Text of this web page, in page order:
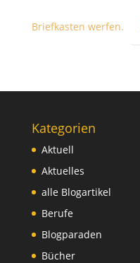
Briefkasten werfen.
Kategorien
Aktuell
Aktuelles
alle Blogartikel
Berufe
Blogparaden
Bücher